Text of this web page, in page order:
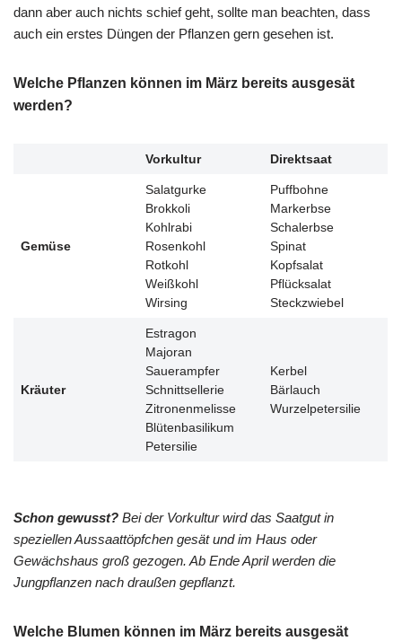
dann aber auch nichts schief geht, sollte man beachten, dass
auch ein erstes Düngen der Pflanzen gern gesehen ist.
Welche Pflanzen können im März bereits ausgesät
werden?
Vorkultur Direktsaat
Gemüse
Salatgurke
Brokkoli
Kohlrabi
Rosenkohl
Rotkohl
Weißkohl
Wirsing
Puffbohne
Markerbse
Schalerbse
Spinat
Kopfsalat
Pflücksalat
Steckzwiebel
Kräuter
Estragon
Majoran
Sauerampfer
Schnittsellerie
Zitronenmelisse
Blütenbasilikum
Petersilie
Kerbel
Bärlauch
Wurzelpetersilie
Schon gewusst? Bei der Vorkultur wird das Saatgut in
speziellen Aussaattöpfchen gesät und im Haus oder
Gewächshaus groß gezogen. Ab Ende April werden die
Jungpflanzen nach draußen gepflanzt.
Welche Blumen können im März bereits ausgesät